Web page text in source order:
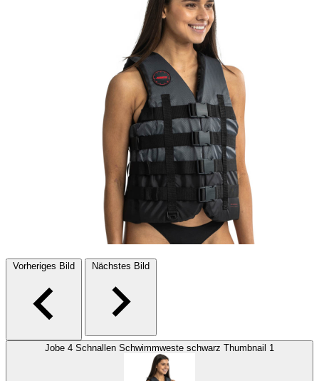
Vorheriges Bild Nächstes Bild
Jobe 4 Schnallen Schwimmweste schwarz Thumbnail 1